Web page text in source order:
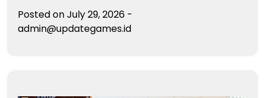
Posted onJuly 29, 2026 -
admin@updategames.id